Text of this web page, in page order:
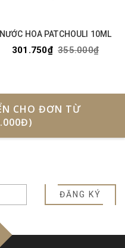
NƯỚC HOA PATCHOULI 10ML
301.750₫ 355.000₫
CHO ĐƠN TỪ
ĐĂNG KÝ